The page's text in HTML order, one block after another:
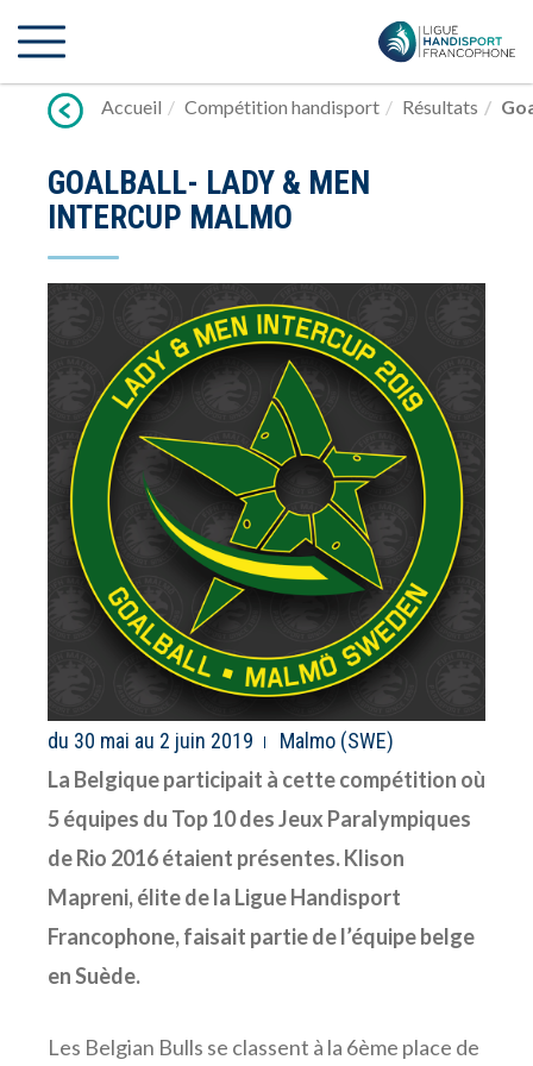
vers
Accueil
Compétition handisport Résultats
GOALBALL- LADY & MEN
INTERCUP MALMO
du 30 mai au 2 juin 2019 Malmo (SWE)
La Belgique participait à cette compétition où
5 équipes du Top 10 des Jeux Paralympiques
de Rio 2016 étaient présentes. Klison
Mapreni, élite de la Ligue Handisport
Francophone, faisait partie de l’équipe belge
en Suède.
Les Belgian Bulls se classent à la 6ème place de